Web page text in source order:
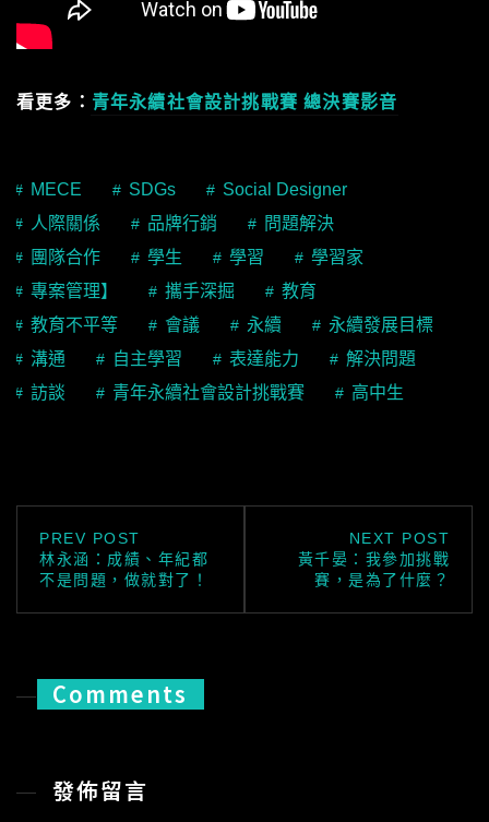
看更多： 青年永續社會設計挑戰賽 總決賽影音
MECE SDGs
Social Designer
人際關係
品牌行銷
問題解決
團隊合作
學生 學習
學習家
專案管理】
攜手深掘
教育
教育不平等
會議 永續
永續發展目標
溝通
自主學習 表達能力
解決問題
訪談
青年永續社會設計挑戰賽 高中生
PREVIOUS
POST
PREV POST
林永涵：成績、年紀都
不是問題，做就對了！
NEXT
POST
NEXT POST
黃千晏：我參加挑戰
賽，是為了什麼？
Comments
發佈留言